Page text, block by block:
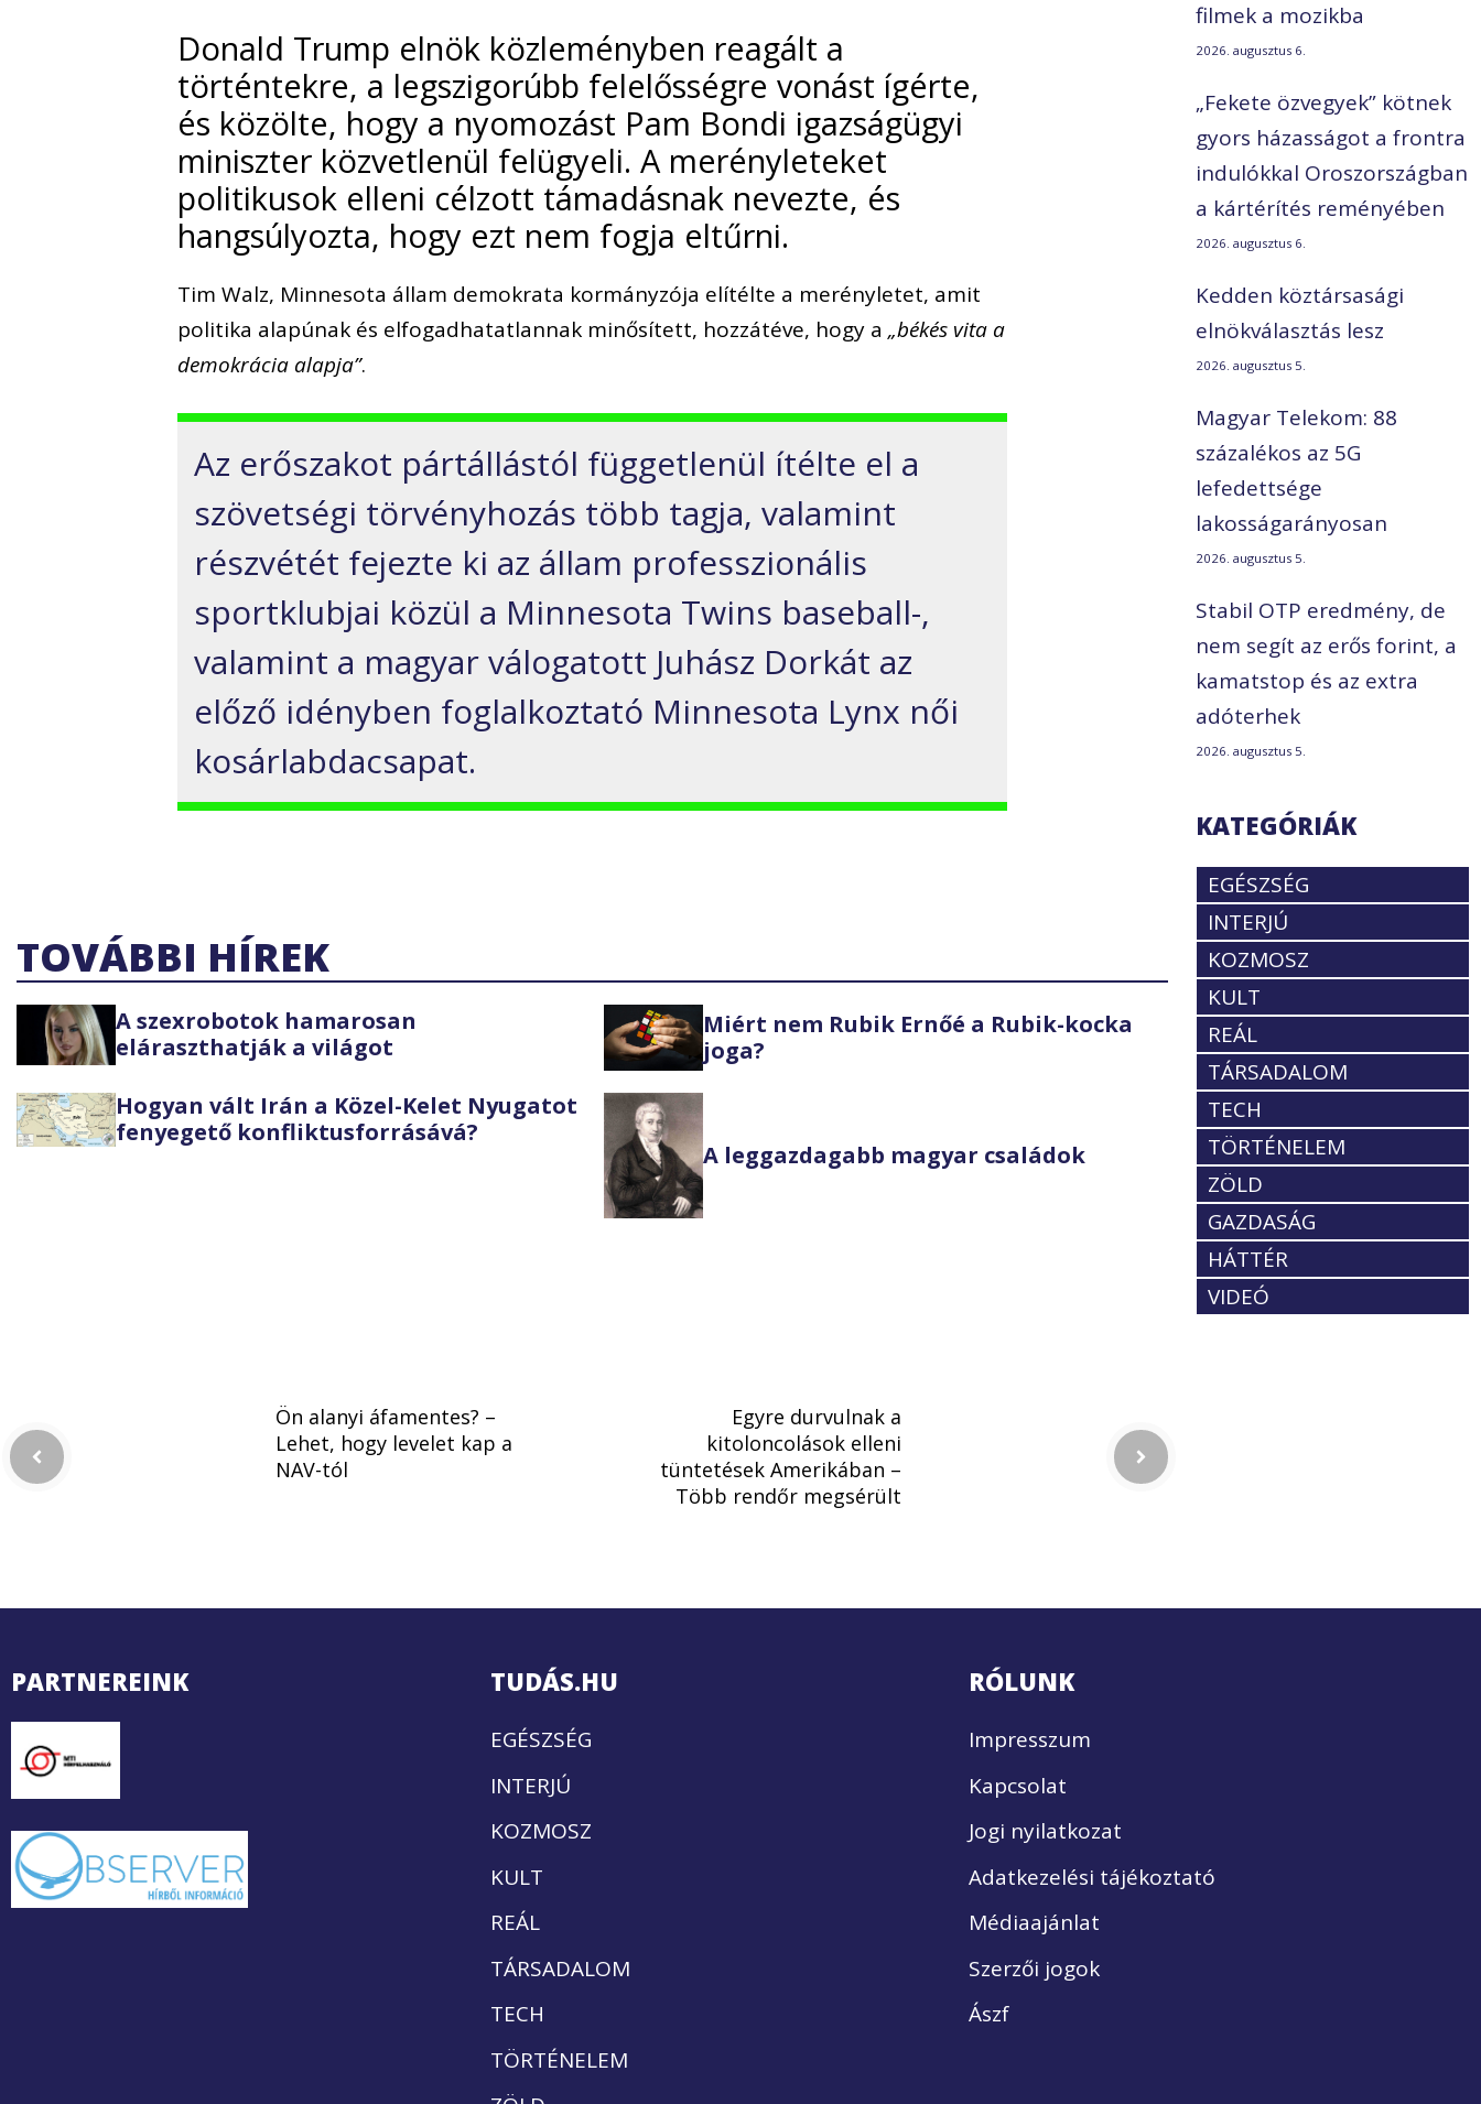
Donald Trump elnök közleményben reagált a
történtekre, a legszigorúbb felelősségre vonást ígérte,
és közölte, hogy a nyomozást Pam Bondi igazságügyi
miniszter közvetlenül felügyeli. A merényleteket
politikusok elleni célzott támadásnak nevezte, és
hangsúlyozta, hogy ezt nem fogja eltűrni.
Tim Walz, Minnesota állam demokrata kormányzója elítélte a merényletet, amit
politika alapúnak és elfogadhatatlannak minősített, hozzátéve, hogy a„békés vita a
demokrácia alapja”.
Az erőszakot pártállástól függetlenül ítélte el a
szövetségi törvényhozás több tagja, valamint
részvétét fejezte ki az állam professzionális
sportklubjai közül a Minnesota Twins baseball-,
valamint a magyar válogatott Juhász Dorkát az
előző idényben foglalkoztató Minnesota Lynx női
kosárlabdacsapat.
TOVÁBBI HÍREK
A szexrobotok hamarosan
eláraszthatják a világot
Miért nem Rubik Ernőé a Rubik-kocka
joga?
Hogyan vált Irán a Közel-Kelet Nyugatot
fenyegető konfliktusforrásává?
A leggazdagabb magyar családok
filmek a mozikba
2026. augusztus 6.
„Fekete özvegyek” kötnek
gyors házasságot a frontra
indulókkal Oroszországban
a kártérítés reményében
2026. augusztus 6.
Kedden köztársasági
elnökválasztás lesz
2026. augusztus 5.
Magyar Telekom: 88
százalékos az 5G
lefedettsége
lakosságarányosan
2026. augusztus 5.
Stabil OTP eredmény, de
nem segít az erős forint, a
kamatstop és az extra
adóterhek
2026. augusztus 5.
KATEGÓRIÁK
EGÉSZSÉG
INTERJÚ
KOZMOSZ
KULT
REÁL
TÁRSADALOM
TECH
TÖRTÉNELEM
ZÖLD
GAZDASÁG
HÁTTÉR
VIDEÓ
Ön alanyi áfamentes? –
Lehet, hogy levelet kap a
NAV-tól
Egyre durvulnak a
kitoloncolások elleni
tüntetések Amerikában –
Több rendőr megsérült
PARTNEREINK TUDÁS.HU
EGÉSZSÉG
INTERJÚ
KOZMOSZ
KULT
REÁL
TÁRSADALOM
TECH
TÖRTÉNELEM
RÓLUNK
Impresszum
Kapcsolat
Jogi nyilatkozat
Adatkezelési tájékoztató
Médiaajánlat
Szerzői jogok
Ászf